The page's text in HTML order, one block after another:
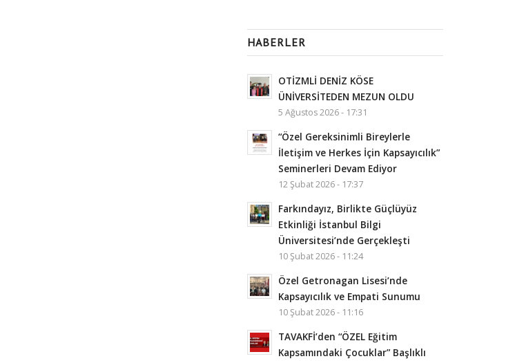
HABERLER
OTİZMLİ DENİZ KÖSE
ÜNİVERSİTEDEN MEZUN OLDU
5 Ağustos 2026 - 17:31
“Özel Gereksinimli Bireylerle
İletişim ve Herkes İçin Kapsayıcılık”
Seminerleri Devam Ediyor
12 Şubat 2026 - 17:37
Farkındayız, Birlikte Güçlüyüz
Etkinliği İstanbul Bilgi
Üniversitesi’nde Gerçekleşti
10 Şubat 2026 - 11:24
Özel Getronagan Lisesi’nde
Kapsayıcılık ve Empati Sunumu
10 Şubat 2026 - 11:16
TAVAKFİ’den “ÖZEL Eğitim
Kapsamındaki Çocuklar” Başlıklı